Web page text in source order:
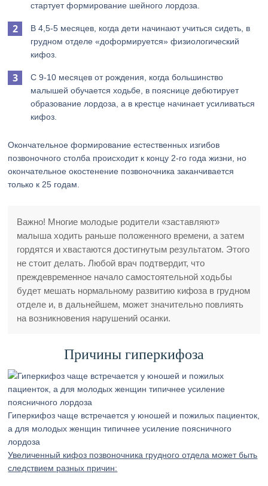
стартует формирование шейного лордоза.
В 4,5-5 месяцев, когда дети начинают учиться сидеть, в
грудном отделе «доформируется» физиологический
кифоз.
С 9-10 месяцев от рождения, когда большинство
малышей обучается ходьбе, в пояснице дебютирует
образование лордоза, а в крестце начинает усиливаться
кифоз.
Окончательное формирование естественных изгибов
позвоночного столба происходит к концу 2-го года жизни, но
окончательное окостенение позвоночника заканчивается
только к 25 годам.
Важно! Многие молодые родители «заставляют»
малыша ходить раньше положенного времени, а затем
гордятся и хвастаются достигнутым результатом. Этого
не стоит делать. Любой врач подтвердит, что
преждевременное начало самостоятельной ходьбы
будет мешать нормальному развитию кифоза в грудном
отделе и, в дальнейшем, может значительно повлиять
на возникновения нарушений осанки.
Причины гиперкифоза
Гиперкифоз чаще встречается у юношей и пожилых пациенток,
а для молодых женщин типичнее усиление поясничного
лордоза
Увеличенный кифоз позвоночника грудного отдела может быть
следствием разных причин: